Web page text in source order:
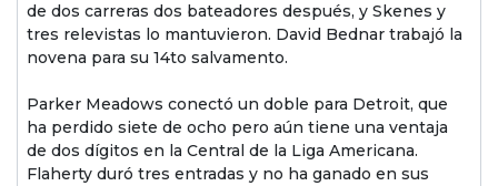
de dos carreras dos bateadores después, y Skenes y
tres relevistas lo mantuvieron. David Bednar trabajó la
novena para su 14to salvamento.
Parker Meadows conectó un doble para Detroit, que
ha perdido siete de ocho pero aún tiene una ventaja
de dos dígitos en la Central de la Liga Americana.
Flaherty duró tres entradas y no ha ganado en sus